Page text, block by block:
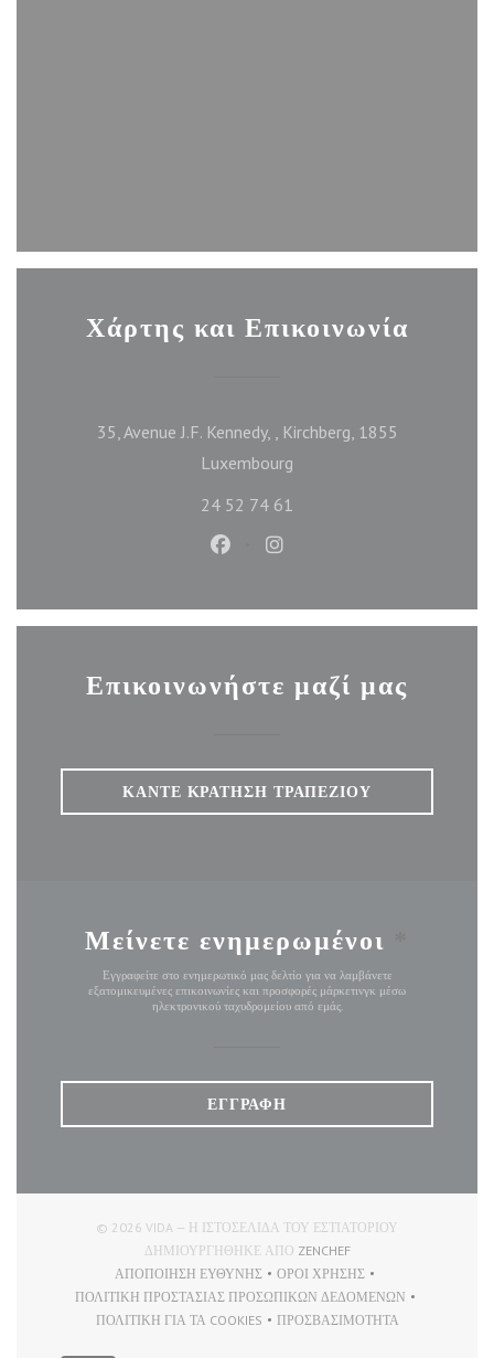
Χάρτης και Επικοινωνία
35, Avenue J.F. Kennedy, , Kirchberg, 1855
Luxembourg
24 52 74 61
Facebook ((ανοίγει σε νέο
Instagram ((ανοίγει σε
Επικοινωνήστε μαζί μας
ΚΆΝΤΕ ΚΡΆΤΗΣΗ ΤΡΑΠΕΖΙΟΎ
Μείνετε ενημερωμένοι
Εγγραφείτε στο ενημερωτικό μας δελτίο για να λαμβάνετε
εξατομικευμένες επικοινωνίες και προσφορές μάρκετινγκ μέσω
ηλεκτρονικού ταχυδρομείου από εμάς.
ΕΓΓΡΑΦΉ
© 2026 VIDA — Η ΙΣΤΟΣΕΛΊΔΑ ΤΟΥ ΕΣΤΙΑΤΟΡΊΟΥ
ΔΗΜΙΟΥΡΓΉΘΗΚΕ ΑΠΌ ZENCHEF((ΑΝΟΊΓΕΙ ΣΕ ΝΈΟ
ΑΠΟΠΟΊΗΣΗ ΕΥΘΎΝΗΣ
((ΑΝΟΊΓΕΙ ΣΕ ΝΈΟ ΠΑΡΆΘΥΡΟ))
ΌΡΟΙ ΧΡΉΣΗΣ
((ΑΝΟΊΓΕΙ ΣΕ ΝΈΟ
ΠΟΛΙΤΙΚΉ ΠΡΟΣΤΑΣΊΑΣ ΠΡΟΣΩΠΙΚΏΝ ΔΕΔΟΜΈΝΩΝ
((ΑΝΟΊΓΕΙ ΣΕ ΝΈΟ ΠΑΡΆΘΥΡΟ))
ΠΟΛΙΤΙΚΉ ΓΙΑ ΤΑ COOKIES
((ΑΝΟΊΓΕΙ ΣΕ ΝΈΟ ΠΑΡΆΘΥΡΟ))
ΠΡΟΣΒΑΣΙΜΌΤΗΤΑ
((ΑΝΟΊΓΕΙ ΣΕ ΝΈΟ